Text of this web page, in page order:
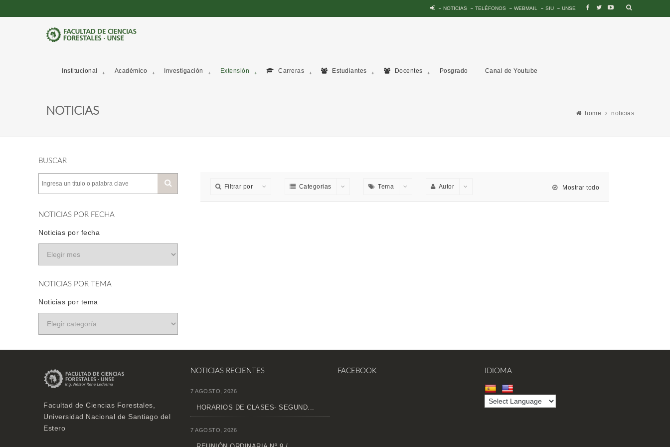
NOTICIAS TELÉFONOS WEBMAIL SIU UNSE
Institucional Académico Investigación Extensión Carreras Estudiantes Docentes Posgrado Canal de Youtube
NOTICIAS home noticias
BUSCAR
NOTICIAS POR FECHA
Noticias por fecha
NOTICIAS POR TEMA
Noticias por tema
Filtrar por Categorias Tema Autor Mostrar todo
Facultad de Ciencias Forestales,
Universidad Nacional de Santiago del
Estero
NOTICIAS RECIENTES
7 AGOSTO, 2026
HORARIOS DE CLASES- SEGUND...
7 AGOSTO, 2026
FACEBOOK IDIOMA